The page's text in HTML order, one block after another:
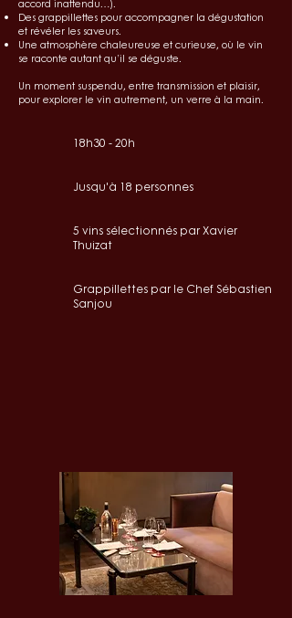
accord inattendu…).
Des grappillettes pour accompagner la dégustation
et révéler les saveurs.
Une atmosphère chaleureuse et curieuse, où le vin
se raconte autant qu’il se déguste.
Un moment suspendu, entre transmission et plaisir,
pour explorer le vin autrement, un verre à la main.
18h30 - 20h
Jusqu'à 18 personnes​
5 vins sélectionnés par Xavier
Thuizat
Grappillettes par le Chef Sébastien
Sanjou